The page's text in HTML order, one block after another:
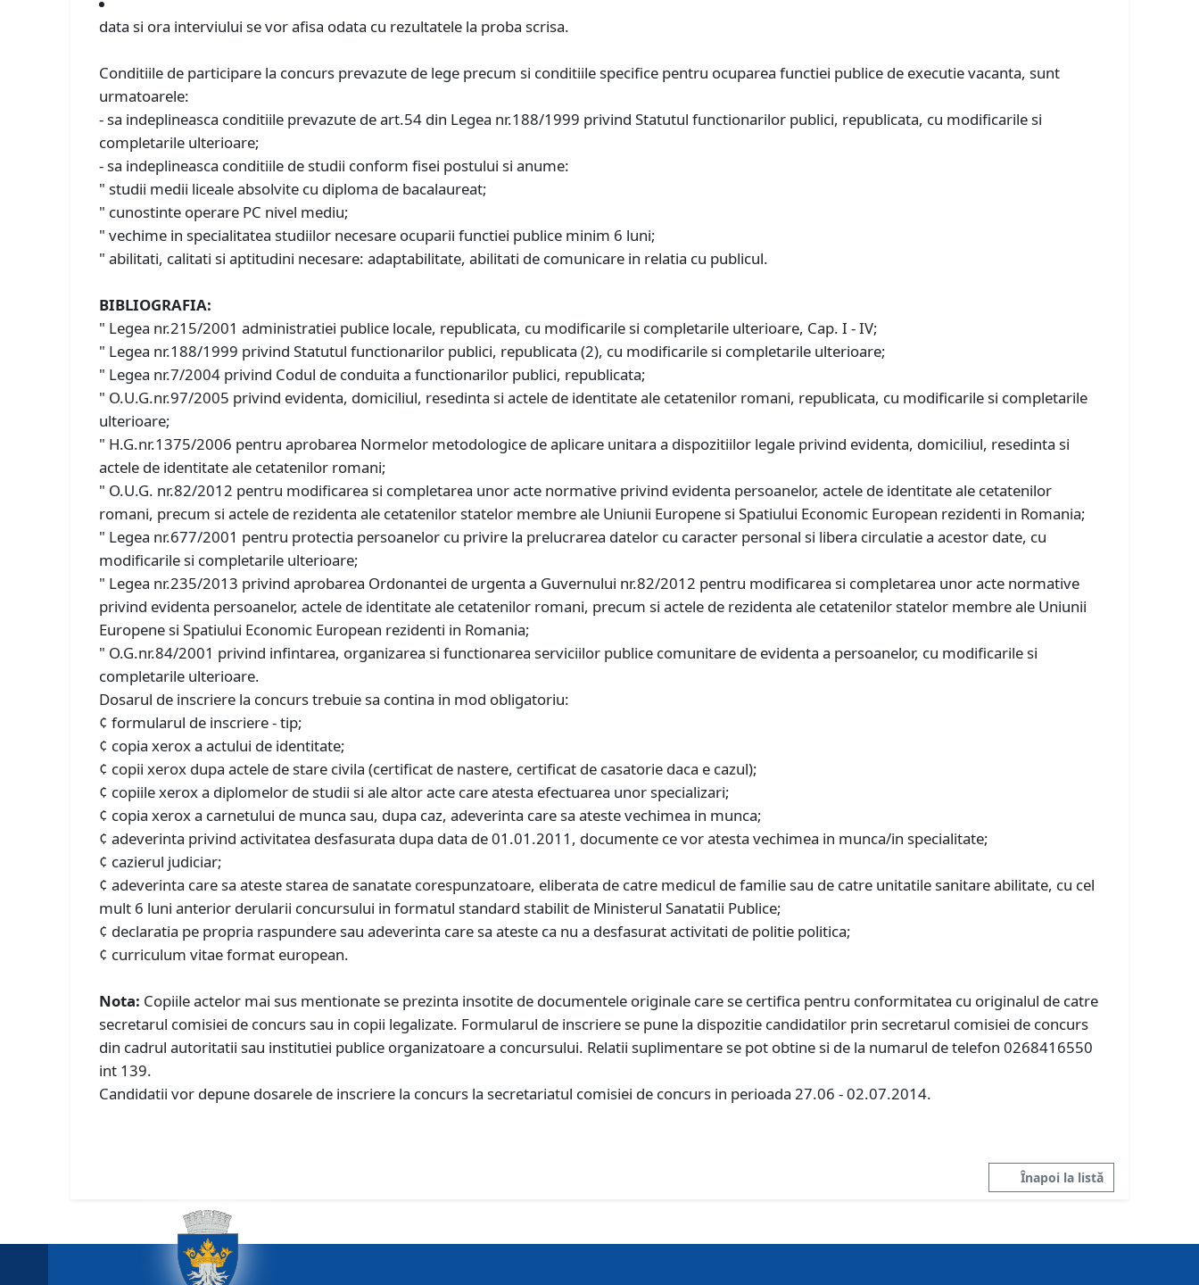
data si ora interviului se vor afisa odata cu rezultatele la proba scrisa.
Conditiile de participare la concurs prevazute de lege precum si conditiile specifice pentru ocuparea functiei publice de executie vacanta, sunt
urmatoarele:
- sa indeplineasca conditiile prevazute de art.54 din Legea nr.188/1999 privind Statutul functionarilor publici, republicata, cu modificarile si
completarile ulterioare;
- sa indeplineasca conditiile de studii conform fisei postului si anume:
" studii medii liceale absolvite cu diploma de bacalaureat;
" cunostinte operare PC nivel mediu;
" vechime in specialitatea studiilor necesare ocuparii functiei publice minim 6 luni;
" abilitati, calitati si aptitudini necesare: adaptabilitate, abilitati de comunicare in relatia cu publicul.
BIBLIOGRAFIA:
" Legea nr.215/2001 administratiei publice locale, republicata, cu modificarile si completarile ulterioare, Cap. I - IV;
" Legea nr.188/1999 privind Statutul functionarilor publici, republicata (2), cu modificarile si completarile ulterioare;
" Legea nr.7/2004 privind Codul de conduita a functionarilor publici, republicata;
" O.U.G.nr.97/2005 privind evidenta, domiciliul, resedinta si actele de identitate ale cetatenilor romani, republicata, cu modificarile si completarile
ulterioare;
" H.G.nr.1375/2006 pentru aprobarea Normelor metodologice de aplicare unitara a dispozitiilor legale privind evidenta, domiciliul, resedinta si
actele de identitate ale cetatenilor romani;
" O.U.G. nr.82/2012 pentru modificarea si completarea unor acte normative privind evidenta persoanelor, actele de identitate ale cetatenilor
romani, precum si actele de rezidenta ale cetatenilor statelor membre ale Uniunii Europene si Spatiului Economic European rezidenti in Romania;
" Legea nr.677/2001 pentru protectia persoanelor cu privire la prelucrarea datelor cu caracter personal si libera circulatie a acestor date, cu
modificarile si completarile ulterioare;
" Legea nr.235/2013 privind aprobarea Ordonantei de urgenta a Guvernului nr.82/2012 pentru modificarea si completarea unor acte normative
privind evidenta persoanelor, actele de identitate ale cetatenilor romani, precum si actele de rezidenta ale cetatenilor statelor membre ale Uniunii
Europene si Spatiului Economic European rezidenti in Romania;
" O.G.nr.84/2001 privind infintarea, organizarea si functionarea serviciilor publice comunitare de evidenta a persoanelor, cu modificarile si
completarile ulterioare.
Dosarul de inscriere la concurs trebuie sa contina in mod obligatoriu:
¢ formularul de inscriere - tip;
¢ copia xerox a actului de identitate;
¢ copii xerox dupa actele de stare civila (certificat de nastere, certificat de casatorie daca e cazul);
¢ copiile xerox a diplomelor de studii si ale altor acte care atesta efectuarea unor specializari;
¢ copia xerox a carnetului de munca sau, dupa caz, adeverinta care sa ateste vechimea in munca;
¢ adeverinta privind activitatea desfasurata dupa data de 01.01.2011, documente ce vor atesta vechimea in munca/in specialitate;
¢ cazierul judiciar;
¢ adeverinta care sa ateste starea de sanatate corespunzatoare, eliberata de catre medicul de familie sau de catre unitatile sanitare abilitate, cu cel
mult 6 luni anterior derularii concursului in formatul standard stabilit de Ministerul Sanatatii Publice;
¢ declaratia pe propria raspundere sau adeverinta care sa ateste ca nu a desfasurat activitati de politie politica;
¢ curriculum vitae format european.
Nota: Copiile actelor mai sus mentionate se prezinta insotite de documentele originale care se certifica pentru conformitatea cu originalul de catre
secretarul comisiei de concurs sau in copii legalizate. Formularul de inscriere se pune la dispozitie candidatilor prin secretarul comisiei de concurs
din cadrul autoritatii sau institutiei publice organizatoare a concursului. Relatii suplimentare se pot obtine si de la numarul de telefon 0268416550
int 139.
Candidatii vor depune dosarele de inscriere la concurs la secretariatul comisiei de concurs in perioada 27.06 - 02.07.2014.
Înapoi la listă